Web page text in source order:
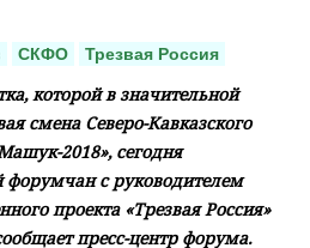
СКФО Трезвая Россия
которой в значительной
смена Северо-Кавказского
2018», сегодня
форумчан с руководителем
проекта «Трезвая Россия»
пресс-центр форума.